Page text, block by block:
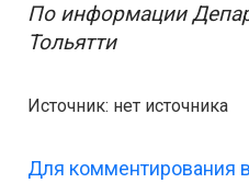
По информации
Тольятти
Источник: нет источника
Для комментирования